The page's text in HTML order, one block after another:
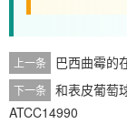
上一条 巴西曲霉的
下一条
和表皮葡萄
ATCC14990